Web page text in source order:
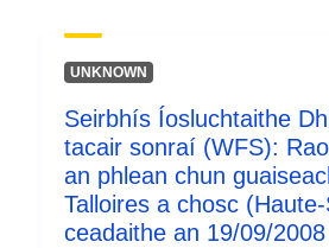
481d-
Clóscríobh:
http://
codelist/
UNKNOWN
Seirbhís Íosluchtaithe
tacair sonraí (WFS):
an phlean chun
Talloires a chosc
ceadaithe an 19/09/2008